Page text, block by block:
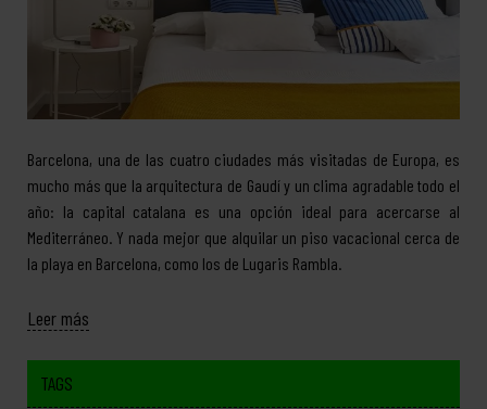
Barcelona, una de las cuatro ciudades más visitadas de Europa, es
mucho más que la arquitectura de Gaudí y un clima agradable todo el
año: la capital catalana es una opción ideal para acercarse al
Mediterráneo. Y nada mejor que alquilar un piso vacacional cerca de
la playa en Barcelona, como los de Lugaris Rambla.
Leer más
TAGS